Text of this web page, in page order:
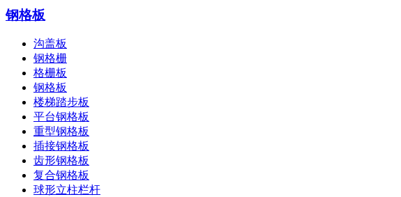
钢格板
沟盖板
钢格栅
格栅板
钢格板
楼梯踏步板
平台钢格板
重型钢格板
插接钢格板
齿形钢格板
复合钢格板
球形立柱栏杆